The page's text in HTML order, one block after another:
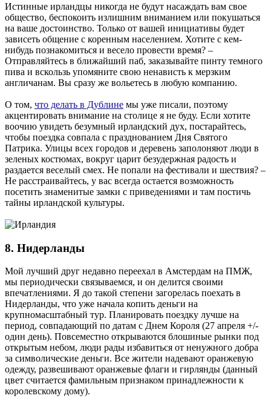
Истинные ирландцы никогда не будут насаждать вам свое
общество, беспокоить излишним вниманием или покушаться
на ваше достоинство. Только от вашей инициативы будет
зависеть общение с коренным населением. Хотите с кем-
нибудь познакомиться и весело провести время? –
Отправляйтесь в ближайший паб, заказывайте пинту темного
пива и вскользь упомяните свою ненависть к мерзким
англичанам. Вы сразу же вольетесь в любую компанию.
О том, что делать в Дублине мы уже писали, поэтому
акцентировать внимание на столице я не буду. Если хотите
воочию увидеть безумный ирландский дух, постарайтесь,
чтобы поездка совпала с празднованием Дня Святого
Патрика. Улицы всех городов и деревень заполоняют люди в
зеленых костюмах, вокруг царит безудержная радость и
раздается веселый смех. Не попали на фестивали и шествия? –
Не расстраивайтесь, у вас всегда остается возможность
посетить знаменитые замки с приведениями и там постичь
тайны ирландской культуры.
8. Нидерланды
Мой лучший друг недавно переехал в Амстердам на ПМЖ,
мы периодически связываемся, и он делится своими
впечатлениями. Я до такой степени загорелась поехать в
Нидерланды, что уже начала копить деньги на
крупномасштабный тур. Планировать поездку лучше на
период, совпадающий по датам с Днем Короля (27 апреля +/-
один день). Повсеместно открываются блошиные рынки под
открытым небом, люди рады избавиться от ненужного добра
за символические деньги. Все жители надевают оранжевую
одежду, развешивают оранжевые флаги и гирлянды (данный
цвет считается фамильным признаком принадлежности к
королевскому дому).